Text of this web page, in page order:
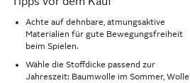
Achte auf dehnbare, atmungsaktive
Materialien für gute Bewegungsfreiheit
beim Spielen.
Wähle die Stoffdicke passend zur
Jahreszeit: Baumwolle im Sommer, Wolle